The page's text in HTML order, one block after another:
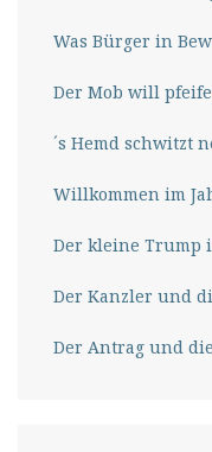
Was Bürger in
Der Mob will
´s Hemd schwitzt
Willkommen im
Der kleine Trump
Der Kanzler und
Der Antrag und